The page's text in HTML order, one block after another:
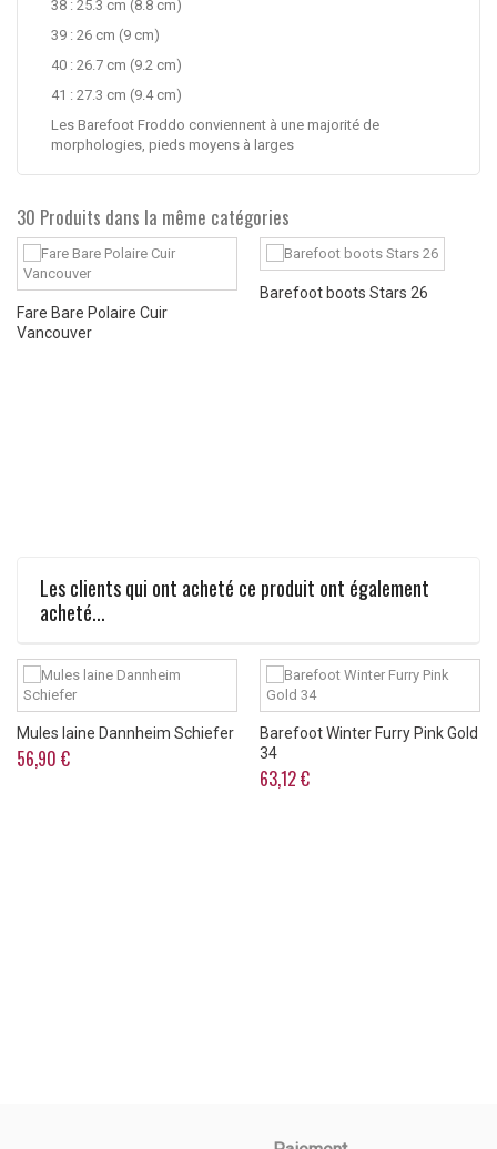
38 : 25.3 cm (8.8 cm)
39 : 26 cm (9 cm)
40 : 26.7 cm (9.2 cm)
41 : 27.3 cm (9.4 cm)
Les Barefoot Froddo conviennent à une majorité de
morphologies, pieds moyens à larges
30 Produits dans la même catégories
Fare Bare Polaire Cuir
Vancouver
Barefoot boots Stars 26
Les clients qui ont acheté ce produit ont également
acheté...
Mules laine Dannheim Schiefer
56,90 €
Barefoot Winter Furry Pink Gold
34
63,12 €